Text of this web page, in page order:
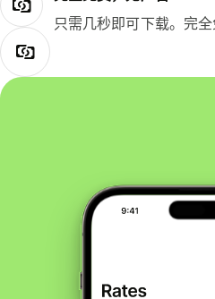
只需几秒即可下载。完